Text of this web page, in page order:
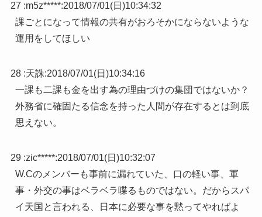
27 :m5z*****:2018/07/01(日)10:34:32
課ごとになって情報の共有がおろそかにならないような
運用をしてほしい
28 :天誅:2018/07/01(日)10:34:16
一課も二課も金を出す為の理由づけの集団ではないか？
外務省に確固たる信念を持った人間が存在するとは到底
思えない。
29 :zic*****:2018/07/01(日)10:32:07
W.Cのメンバーも事前に漏れていた、口の軽い事、軍
事・外交の事はベラベラ喋るものではない。だからスパ
イ天国と言われる、日本に必要な事を黙ってやればよ